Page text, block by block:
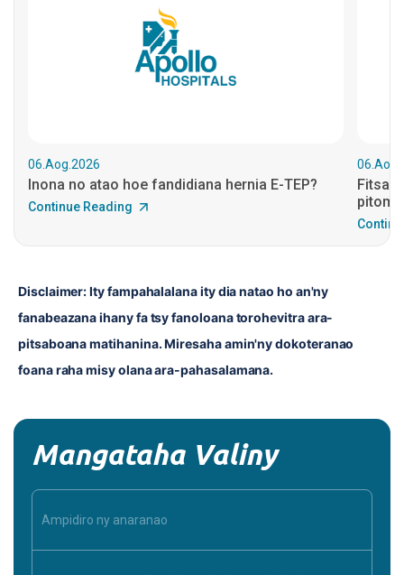
06.Aog.2026
Inona no atao hoe fandidiana hernia E-TEP?
Continue Reading
Disclaimer: Ity fampahalalana ity dia natao ho an'ny
fanabeazana ihany fa tsy fanoloana torohevitra ara-
pitsaboana matihanina. Miresaha amin'ny dokoteranao
foana raha misy olana ara-pahasalamana.
Mangataha Valiny